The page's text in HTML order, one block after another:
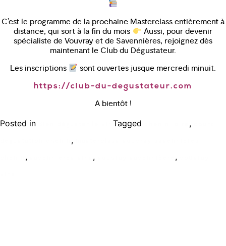
C’est le programme de la prochaine Masterclass entièrement à
distance, qui sort à la fin du mois
Aussi, pour devenir
spécialiste de Vouvray et de Savennières, rejoignez dès
maintenant le Club du Dégustateur.
Les inscriptions
sont ouvertes jusque mercredi minuit.
https://club-du-degustateur.com
A bientôt !
Posted in
Tagged ,
,
, , ,